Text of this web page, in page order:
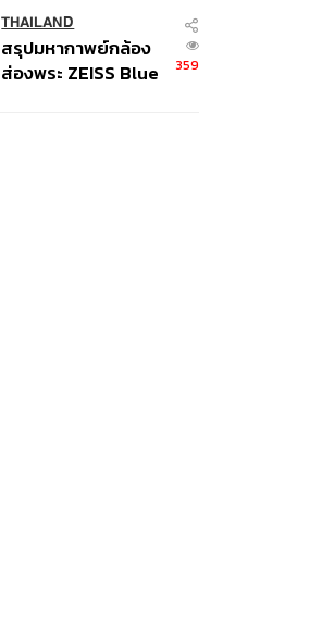
THAILAND
สรุปมหากาพย์กล้อง
ส่องพระ ZEISS Blue
359